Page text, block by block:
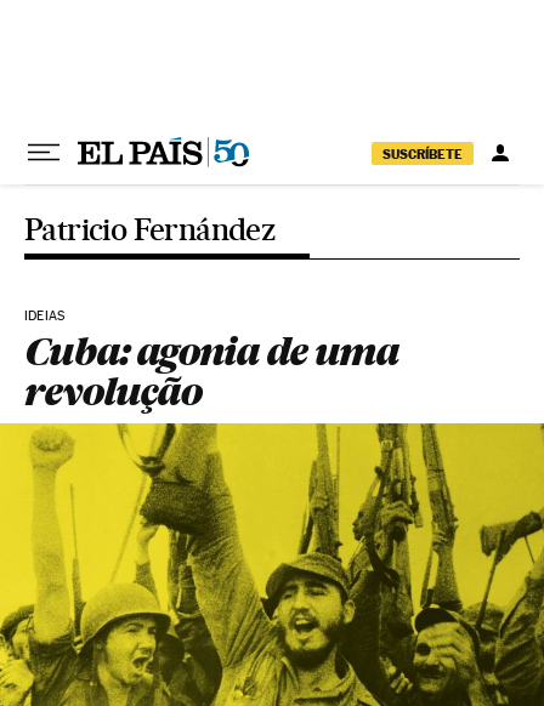
SUSCRÍBETE
Patricio Fernández
IDEIAS
Cuba: agonia de uma
revolução